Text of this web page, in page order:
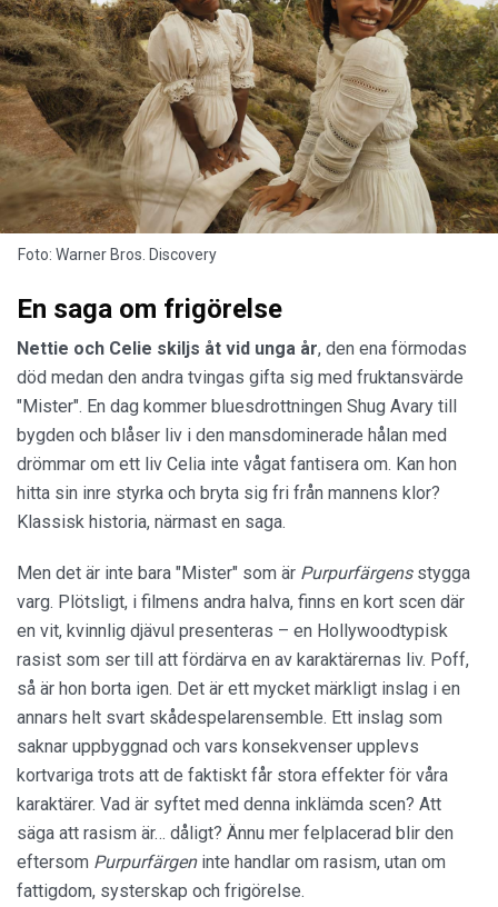
Foto: Warner Bros. Discovery
En saga om frigörelse
Nettie och Celie skiljs åt vid unga år, den ena förmodas
död medan den andra tvingas gifta sig med fruktansvärde
"Mister". En dag kommer bluesdrottningen Shug Avary till
bygden och blåser liv i den mansdominerade hålan med
drömmar om ett liv Celia inte vågat fantisera om. Kan hon
hitta sin inre styrka och bryta sig fri från mannens klor?
Klassisk historia, närmast en saga.
Men det är inte bara "Mister" som är Purpurfärgens stygga
varg. Plötsligt, i filmens andra halva, finns en kort scen där
en vit, kvinnlig djävul presenteras – en Hollywoodtypisk
rasist som ser till att fördärva en av karaktärernas liv. Poff,
så är hon borta igen. Det är ett mycket märkligt inslag i en
annars helt svart skådespelarensemble. Ett inslag som
saknar uppbyggnad och vars konsekvenser upplevs
kortvariga trots att de faktiskt får stora effekter för våra
karaktärer. Vad är syftet med denna inklämda scen? Att
säga att rasism är… dåligt? Ännu mer felplacerad blir den
eftersom Purpurfärgeninte handlar om rasism, utan om
fattigdom, systerskap och frigörelse.